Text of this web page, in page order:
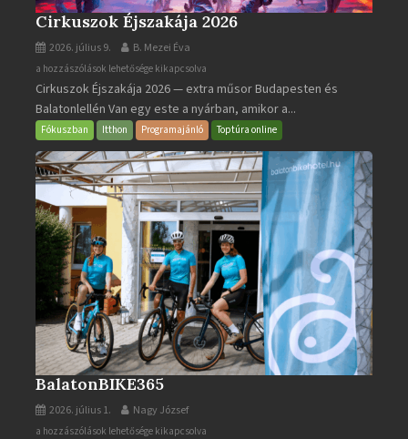
Cirkuszok Éjszakája 2026
2026. július 9. B. Mezei Éva
Cirkuszok
Éjszakája
2026
bejegyzéshez
a hozzászólások lehetősége kikapcsolva
Cirkuszok Éjszakája 2026 — extra műsor Budapesten és
Balatonlellén Van egy este a nyárban, amikor a...
Fókuszban Itthon Programajánló Toptúra online
BalatonBIKE365
2026. július 1. Nagy József
BalatonBIKE365
a hozzászólások lehetősége kikapcsolva